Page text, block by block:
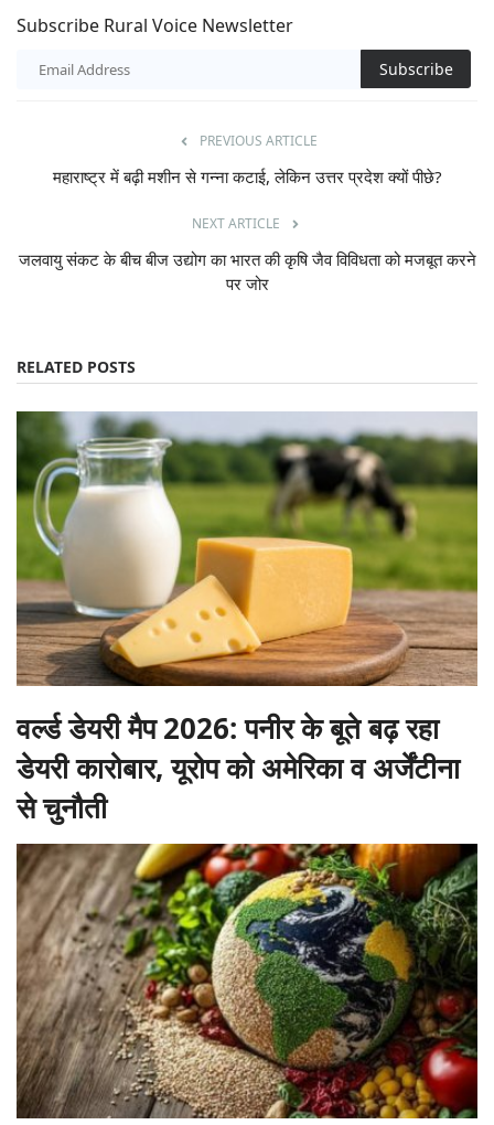
Subscribe Rural Voice Newsletter
Subscribe
PREVIOUS ARTICLE
महाराष्ट्र में बढ़ी मशीन से गन्ना कटाई, लेकिन उत्तर प्रदेश क्यों पीछे?
NEXT ARTICLE
जलवायु संकट के बीच बीज उद्योग का भारत की कृषि जैव विविधता को मजबूत करने
पर जोर
RELATED POSTS
वर्ल्ड डेयरी मैप 2026: पनीर के बूते बढ़ रहा
डेयरी कारोबार, यूरोप को अमेरिका व अर्जेंटीना
से चुनौती